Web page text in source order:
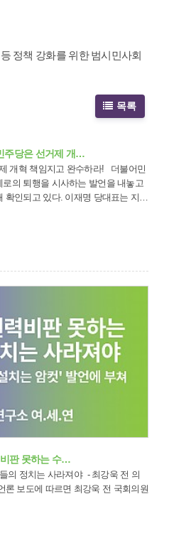
정책 강화를 위한 범시민사회
목록
주당은 선거제 개…
의 퇴행을 시사하는 발언을 내놓고
확인되고 있다. 이재명 당대표는 지…
판 못하는 수…